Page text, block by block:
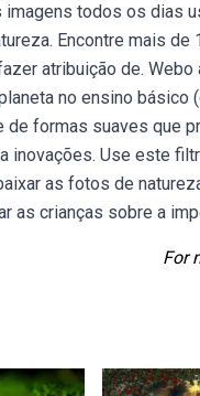
imagens todos os dias
Encontre mais
atribuição de.
no ensino
formas suaves que
inovações. Use este
as fotos de
as crianças sobre a
For